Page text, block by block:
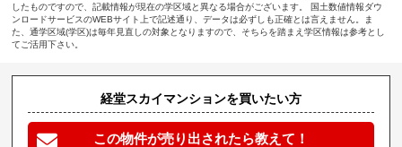
したものですので、記載情報が現在の学区域と異なる場合がございます。 国土数値情報ダウ
ンロードサービスのWEBサイト上で記述通り、データは必ずしも正確とは言えません。ま
た、通学区域(学区)は毎年見直しの対象となりますので、そちらを踏まえ学区情報は参考とし
てご活用下さい。
経堂スカイマンションを買いたい方
この物件が売り出されたら教えて！